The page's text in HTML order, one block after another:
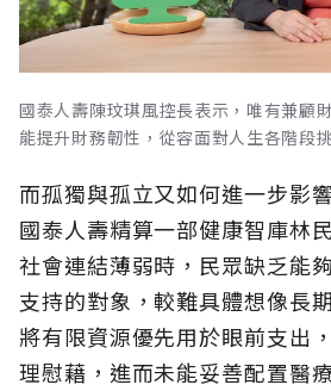
國泰人壽陳玟琪風控長表示，唯有兼顧
能提升財務韌性，從容面對人生各階段
而孤獨與孤立又如何進一步影
國泰人壽精算一部健康智庫林
社會連結薄弱時，民眾缺乏能
支持的對象，較難具體想像長
將有限資源優先用於眼前支出
理慰藉，進而未能妥善配置醫